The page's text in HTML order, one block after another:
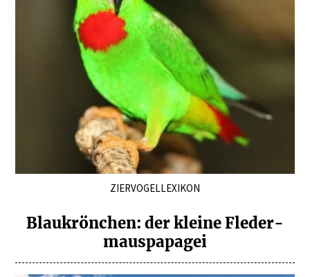
ZIERVOGELLEXIKON
Blaukrönchen: der kleine Fleder­
maus­pa­pagei